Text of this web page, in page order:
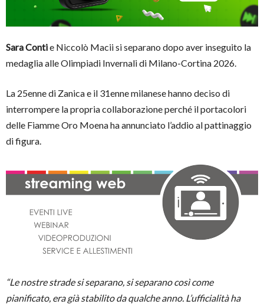
Sara Contie Niccolò Macii si separano dopo aver inseguito la
medaglia alle Olimpiadi Invernali di Milano-Cortina 2026.
La 25enne di Zanica e il 31enne milanese hanno deciso di
interrompere la propria collaborazione perché il portacolori
delle Fiamme Oro Moena ha annunciato l’addio al pattinaggio
di figura.
“Le nostre strade si separano, si separano così come
pianificato, era già stabilito da qualche anno. L’ufficialità ha